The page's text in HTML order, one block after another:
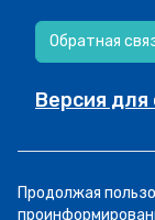
Обратная
Версия
Все права
Продолжая